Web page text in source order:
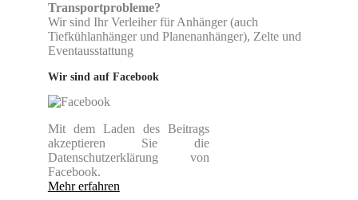
Transportprobleme?
Wir sind Ihr Verleiher für Anhänger (auch
Tiefkühlanhänger und Planenanhänger), Zelte und
Eventausstattung
Wir sind auf Facebook
Mit dem Laden des Beitrags
akzeptieren Sie die
Datenschutzerklärung von
Facebook.
Mehr erfahren